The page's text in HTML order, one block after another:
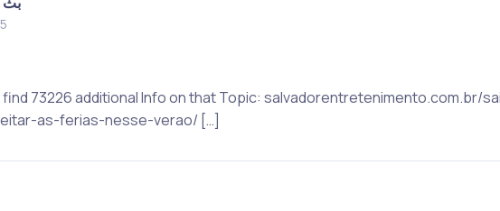
find 73226 additional Info on that Topic: salvadorentretenimento.com.br/
as-ferias-nesse-verao/ […]